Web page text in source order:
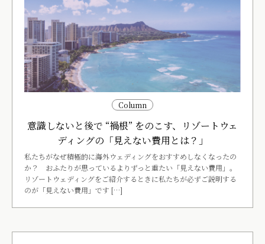
Column
意識しないと後で “禍根” をのこす、リゾートウェ
ディングの「見えない費用とは？」
私たちがなぜ積極的に海外ウェディングをおすすめしなくなったの
か？ おふたりが思っているよりずっと重たい「見えない費用」。
リゾートウェディングをご紹介するときに私たちが必ずご説明する
のが「見えない費用」です […]